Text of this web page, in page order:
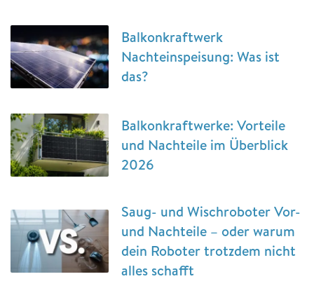
Balkonkraftwerk
Nachteinspeisung: Was ist
das?
Balkonkraftwerke: Vorteile
und Nachteile im Überblick
2026
Saug- und Wischroboter Vor-
und Nachteile – oder warum
dein Roboter trotzdem nicht
alles schafft